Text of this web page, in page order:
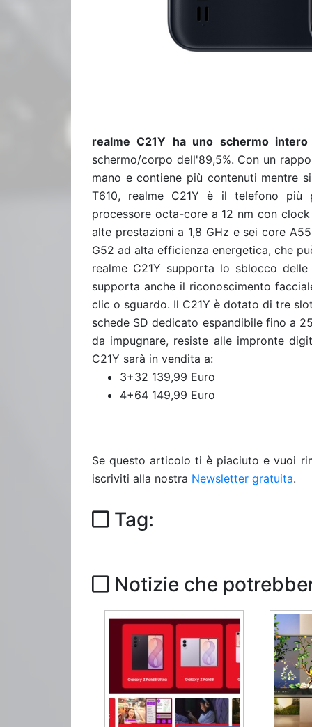
realme C21Y ha uno schermo
schermo/corpo dell'89,5%. Con un
mano e contiene più contenuti mentre
T610, realme C21Y è il telefono più
processore octa-core a 12 nm con
alte prestazioni a 1,8 GHz e sei core
G52 ad alta efficienza energetica, che
realme C21Y supporta lo sblocco
supporta anche il riconoscimento
clic o sguardo. Il C21Y è dotato di tre
schede SD dedicato espandibile fino a
da impugnare, resiste alle impronte
C21Y sarà in vendita a:
3+32 139,99 Euro
4+64 149,99 Euro
Se questo articolo ti è piaciuto e vuoi
iscriviti alla nostra Newsletter gratuita.
Tag:
Notizie che